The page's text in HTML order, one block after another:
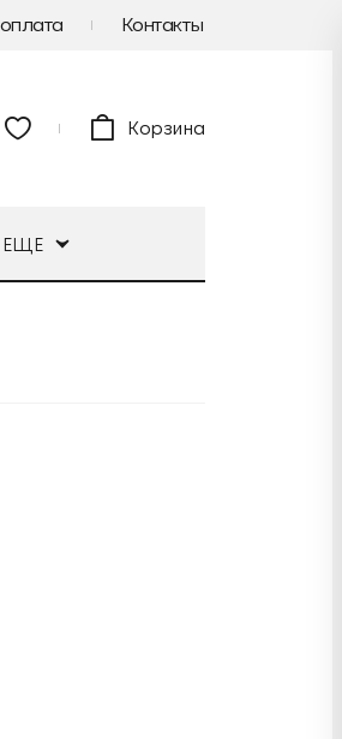
Контакты
Корзина
ЕЩЕ